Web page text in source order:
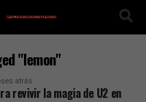
"lemon"
atrás
revivir la magia de U2 en